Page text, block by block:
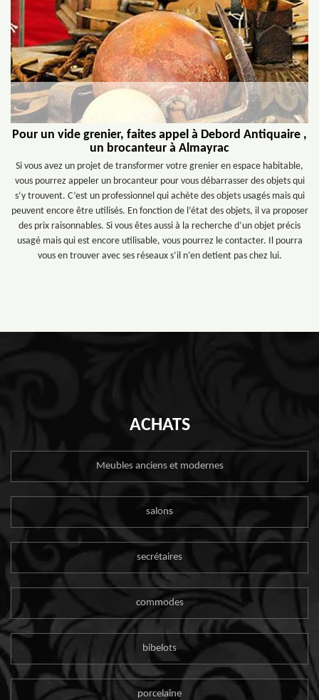
Pour un vide grenier, faites appel à Debord Antiquaire ,
un brocanteur à Almayrac
Si vous avez un projet de transformer votre grenier en espace habitable,
vous pourrez appeler un brocanteur pour vous débarrasser des objets qui
s’y trouvent. C’est un professionnel qui achète des objets usagés mais qui
peuvent encore être utilisés. En fonction de l’état des objets, il va proposer
des prix raisonnables. Si vous êtes aussi à la recherche d’un objet précis
usagé mais qui est encore utilisable, vous pourrez le contacter. Il pourra
vous en trouver avec ses réseaux s’il n’en detient pas chez lui.
ACHATS
Meubles anciens et modernes
salons
secrétaires
commodes
bibelots
porcelaine